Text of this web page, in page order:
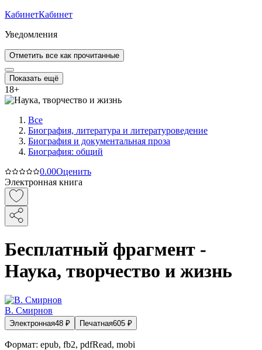
КабинетКабинет
Уведомления
Отметить все как прочитанные
Показать ещё
18+
Все
Биография, литература и литературоведение
Биография и документальная проза
Биография: общий
0.00Оценить
Электронная книга
Бесплатный фрагмент -
Наука, творчество и жизнь
В. Смирнов
Электронная48 ₽ Печатная605 ₽
Формат: epub, fb2, pdfRead, mobi